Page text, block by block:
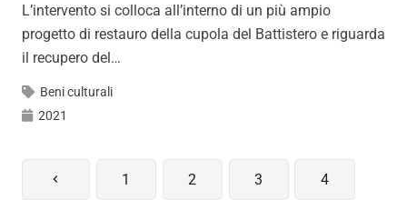
L’intervento si colloca all’interno di un più ampio
progetto di restauro della cupola del Battistero e riguarda
il recupero del…
Beni culturali
2021
1 2 3 4